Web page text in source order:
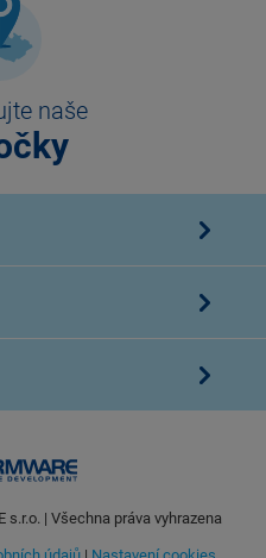
naše
s.r.o. | Všechna práva vyhrazena